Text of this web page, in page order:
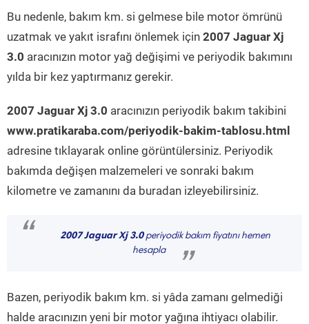
Bu nedenle, bakım km. si gelmese bile motor ömrünü
uzatmak ve yakıt israfını önlemek için 2007 Jaguar Xj
3.0 aracınızın motor yağ değişimi ve periyodik bakımını
yılda bir kez yaptırmanız gerekir.
2007 Jaguar Xj 3.0 aracınızın periyodik bakım takibini
www.pratikaraba.com/periyodik-bakim-tablosu.html
adresine tıklayarak online görüntülersiniz. Periyodik
bakımda değişen malzemeleri ve sonraki bakım
kilometre ve zamanını da buradan izleyebilirsiniz.
“ 2007 Jaguar Xj 3.0periyodik bakım fiyatını hemen
hesapla
”
Bazen, periyodik bakım km. si yâda zamanı gelmediği
halde aracınızın yeni bir motor yağına ihtiyacı olabilir.